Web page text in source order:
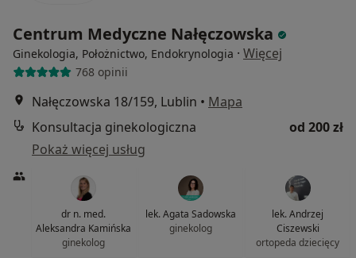
Centrum Medyczne Nałęczowska
Ginekologia, Położnictwo, Endokrynologia · Więcej
768 opinii
Nałęczowska 18/159, Lublin • Mapa
Konsultacja ginekologiczna
od 200 zł
Pokaż więcej usług
dr n. med.
Aleksandra Kamińska
ginekolog
lek. Agata Sadowska
ginekolog
lek. Andrzej
Ciszewski
ortopeda dziecięcy